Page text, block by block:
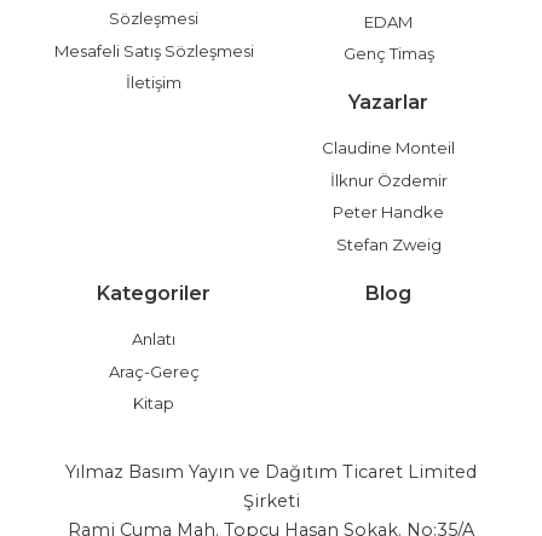
Sözleşmesi
Mesafeli Satış Sözleşmesi
İletişim
EDAM
Genç Timaş
Yazarlar
Claudine Monteil
İlknur Özdemir
Peter Handke
Stefan Zweig
Kategoriler
Anlatı
Araç-Gereç
Kitap
Blog
Yılmaz Basım Yayın ve Dağıtım Ticaret Limited
Şirketi
Rami Cuma Mah. Topçu Hasan Sokak. No:35/A